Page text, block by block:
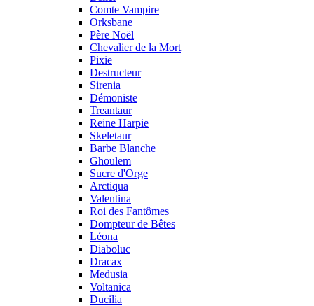
Comte Vampire
Orksbane
Père Noël
Chevalier de la Mort
Pixie
Destructeur
Sirenia
Démoniste
Treantaur
Reine Harpie
Skeletaur
Barbe Blanche
Ghoulem
Sucre d'Orge
Arctiqua
Valentina
Roi des Fantômes
Dompteur de Bêtes
Léona
Diaboluc
Dracax
Medusia
Voltanica
Ducilia